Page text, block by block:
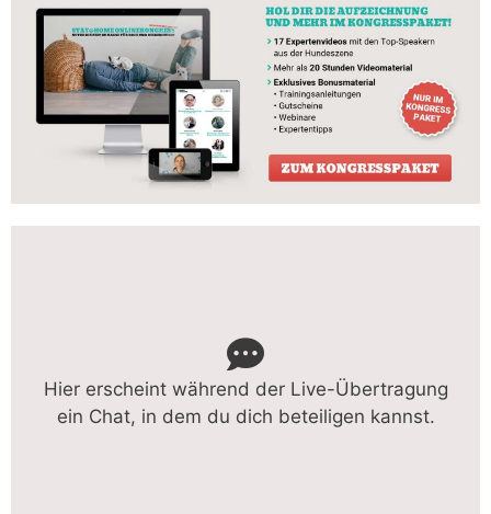
Hier erscheint während der Live-Übertragung
ein Chat, in dem du dich beteiligen kannst.